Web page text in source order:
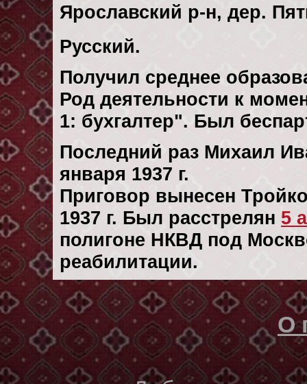
Ярославский р-н, дер.
Русский.
Получил среднее
Род деятельности к
1: бухгалтер". Был
Последний раз Михаил
января 1937 г.
Приговор вынесен
1937 г. Был расстрелян 5
полигоне НКВД под
реабилитации.
О